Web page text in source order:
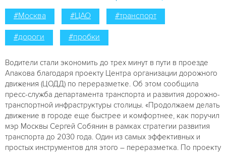
#Москва #ЦАО #транспорт
#дороги #пробки
Водители стали экономить до трех минут в пути в проезде
Апакова благодаря проекту Центра организации дорожного
движения (ЦОДД) по переразметке. Об этом сообщила
пресс-служба департамента транспорта и развития дорожно-
транспортной инфраструктуры столицы. «Продолжаем делать
движение в городе еще быстрее и комфортнее, как поручил
мэр Москвы Сергей Собянин в рамках стратегии развития
транспорта до 2030 года. Один из самых эффективных и
простых инструментов для этого – переразметка. По проекту